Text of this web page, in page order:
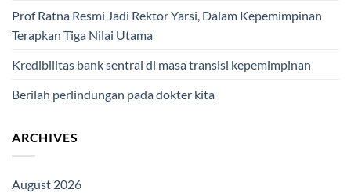
Prof Ratna Resmi Jadi Rektor Yarsi, Dalam Kepemimpinan
Terapkan Tiga Nilai Utama
Kredibilitas bank sentral di masa transisi kepemimpinan
Berilah perlindungan pada dokter kita
ARCHIVES
August 2026